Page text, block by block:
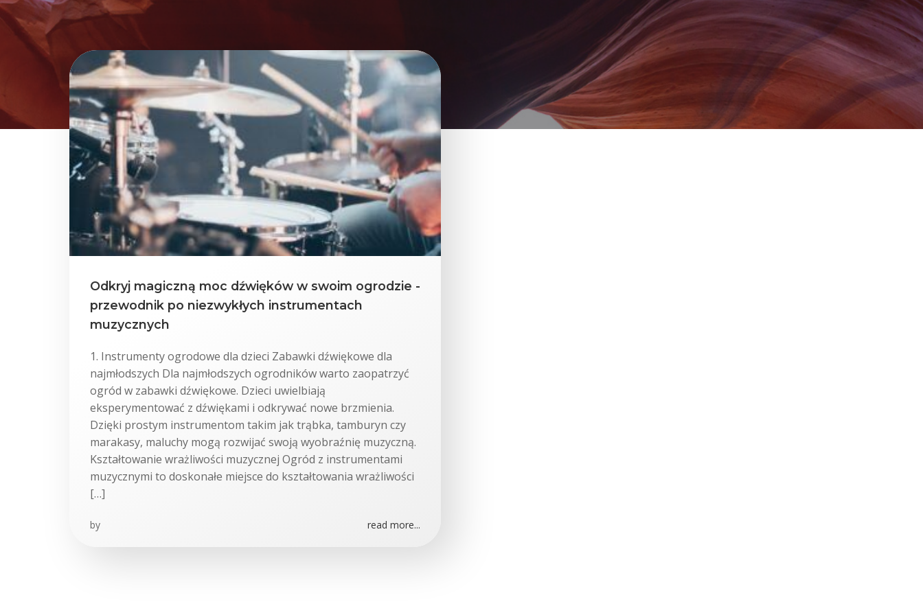
Odkryj magiczną moc dźwięków w swoim ogrodzie -
przewodnik po niezwykłych instrumentach
muzycznych
1. Instrumenty ogrodowe dla dzieci Zabawki dźwiękowe dla
najmłodszych Dla najmłodszych ogrodników warto zaopatrzyć
ogród w zabawki dźwiękowe. Dzieci uwielbiają
eksperymentować z dźwiękami i odkrywać nowe brzmienia.
Dzięki prostym instrumentom takim jak trąbka, tamburyn czy
marakasy, maluchy mogą rozwijać swoją wyobraźnię muzyczną.
Kształtowanie wrażliwości muzycznej Ogród z instrumentami
muzycznymi to doskonałe miejsce do kształtowania wrażliwości
[…]
by read more...